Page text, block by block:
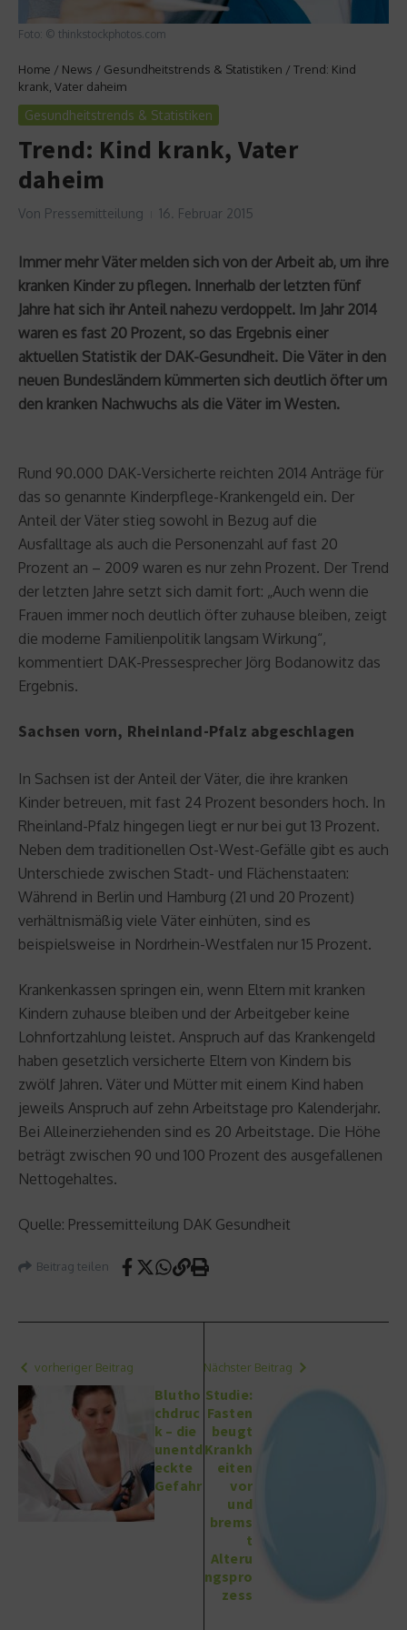
Foto: © thinkstockphotos.com
Home / News / Gesundheitstrends & Statistiken / Trend: Kind
krank, Vater daheim
Gesundheitstrends & Statistiken
Trend: Kind krank, Vater
daheim
Von Pressemitteilung 16. Februar 2015
Immer mehr Väter melden sich von der Arbeit ab, um ihre
kranken Kinder zu pflegen. Innerhalb der letzten fünf
Jahre hat sich ihr Anteil nahezu verdoppelt. Im Jahr 2014
waren es fast 20 Prozent, so das Ergebnis einer
aktuellen Statistik der DAK-Gesundheit. Die Väter in den
neuen Bundesländern kümmerten sich deutlich öfter um
den kranken Nachwuchs als die Väter im Westen.
Rund 90.000 DAK-Versicherte reichten 2014 Anträge für
das so genannte Kinderpflege-Krankengeld ein. Der
Anteil der Väter stieg sowohl in Bezug auf die
Ausfalltage als auch die Personenzahl auf fast 20
Prozent an – 2009 waren es nur zehn Prozent. Der Trend
der letzten Jahre setzt sich damit fort: „Auch wenn die
Frauen immer noch deutlich öfter zuhause bleiben, zeigt
die moderne Familienpolitik langsam Wirkung“,
kommentiert DAK-Pressesprecher Jörg Bodanowitz das
Ergebnis.
Sachsen vorn, Rheinland-Pfalz abgeschlagen
In Sachsen ist der Anteil der Väter, die ihre kranken
Kinder betreuen, mit fast 24 Prozent besonders hoch. In
Rheinland-Pfalz hingegen liegt er nur bei gut 13 Prozent.
Neben dem traditionellen Ost-West-Gefälle gibt es auch
Unterschiede zwischen Stadt- und Flächenstaaten:
Während in Berlin und Hamburg (21 und 20 Prozent)
verhältnismäßig viele Väter einhüten, sind es
beispielsweise in Nordrhein-Westfalen nur 15 Prozent.
Krankenkassen springen ein, wenn Eltern mit kranken
Kindern zuhause bleiben und der Arbeitgeber keine
Lohnfortzahlung leistet. Anspruch auf das Krankengeld
haben gesetzlich versicherte Eltern von Kindern bis
zwölf Jahren. Väter und Mütter mit einem Kind haben
jeweils Anspruch auf zehn Arbeitstage pro Kalenderjahr.
Bei Alleinerziehenden sind es 20 Arbeitstage. Die Höhe
beträgt zwischen 90 und 100 Prozent des ausgefallenen
Nettogehaltes.
Quelle: Pressemitteilung DAK Gesundheit
Beitrag teilen
vorheriger Beitrag
Blutho
chdruc
k – die
unentd
eckte
Gefahr
Nächster Beitrag
Studie:
Fasten
beugt
Krankh
eiten
vor
und
brems
t
Alteru
ngspro
zess